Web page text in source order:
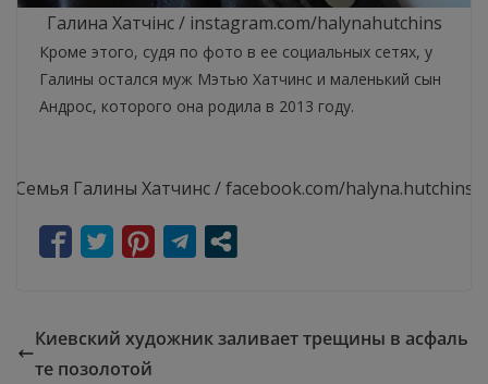
Галина Хатчінс / instagram.com/halynahutchins
Кроме этого, судя по фото в ее социальных сетях, у
Галины остался муж Мэтью Хатчинс и маленький сын
Андрос, которого она родила в 2013 году.
Семья Галины Хатчинс / facebook.com/halyna.hutchins
Киевский художник заливает трещины в асфаль
те позолотой